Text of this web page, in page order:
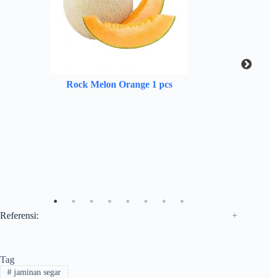
Rock Melon Orange 1 pcs
Referensi:
Tag
#jaminan segar